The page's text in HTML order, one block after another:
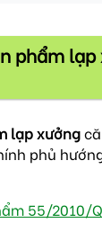
phẩm
lạp xưởng
phủ
55/2010/